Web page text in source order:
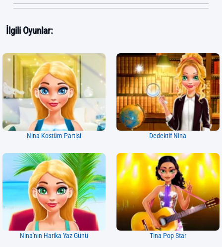
İlgili Oyunlar:
Nina Kostüm Partisi Dedektif Nina
Nina'nın Harika Yaz Günü Tina Pop Star